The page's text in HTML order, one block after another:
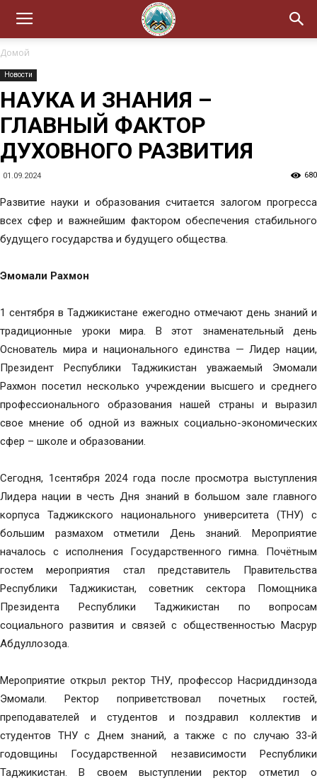
Домой
Новости
НАУКА И ЗНАНИЯ –
ГЛАВНЫЙ ФАКТОР
ДУХОВНОГО РАЗВИТИЯ
01.09.2024 680
Развитие науки и образования считается залогом прогресса
всех сфер и важнейшим фактором обеспечения стабильного
будущего государства и будущего общества.
Эмомали Рахмон
1 сентября в Таджикистане ежегодно отмечают день знаний и
традиционные уроки мира. В этот знаменательный день
Основатель мира и национального единства — Лидер нации,
Президент Республики Таджикистан уважаемый Эмомали
Рахмон посетил несколько учреждении высшего и среднего
профессионального образования нашей страны и выразил
свое мнение об одной из важных социально-экономических
сфер – школе и образовании.
Сегодня, 1сентября 2024 года после просмотра выступления
Лидера нации в честь Дня знаний в большом зале главного
корпуса Таджикского национального университета (ТНУ) с
большим размахом отметили День знаний. Мероприятие
началось с исполнения Государственного гимна. Почётным
гостем мероприятия стал представитель Правительства
Республики Таджикистан, советник сектора Помощника
Президента Республики Таджикистан по вопросам
социального развития и связей с общественностью Масрур
Абдуллозода.
Мероприятие открыл ректор ТНУ, профессор Насриддинзода
Эмомали. Ректор поприветствовал почетных гостей,
преподавателей и студентов и поздравил коллектив и
студентов ТНУ с Днем знаний, а также с по случаю 33-й
годовщины Государственной независимости Республики
Таджикистан. В своем выступлении ректор отметил о